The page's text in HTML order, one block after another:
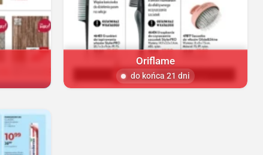
Oriflame
do końca 21 dni